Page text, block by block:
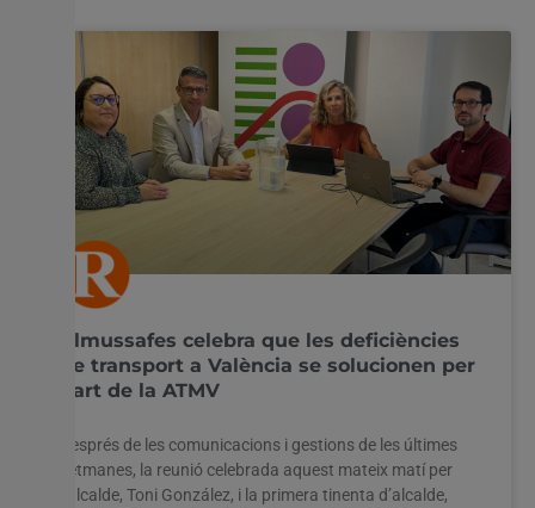
Almussafes celebra que les deficiències
de transport a València se solucionen per
part de la ATMV
Després de les comunicacions i gestions de les últimes
setmanes, la reunió celebrada aquest mateix matí per
l’alcalde, Toni González, i la primera tinenta d’alcalde,